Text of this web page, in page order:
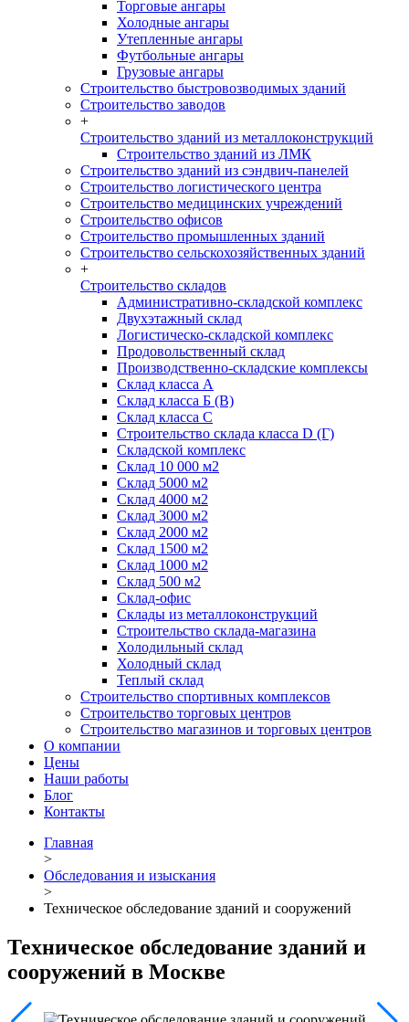
Торговые ангары
Холодные ангары
Утепленные ангары
Футбольные ангары
Грузовые ангары
Строительство быстровозводимых зданий
Строительство заводов
+
Строительство зданий из металлоконструкций
Строительство зданий из ЛМК
Строительство зданий из сэндвич-панелей
Строительство логистического центра
Строительство медицинских учреждений
Строительство офисов
Строительство промышленных зданий
Строительство сельскохозяйственных зданий
+
Строительство складов
Административно-складской комплекс
Двухэтажный склад
Логистическо-складской комплекс
Продовольственный склад
Производственно-складские комплексы
Склад класса А
Склад класса Б (B)
Склад класса С
Строительство склада класса D (Г)
Складской комплекс
Склад 10 000 м2
Склад 5000 м2
Склад 4000 м2
Склад 3000 м2
Склад 2000 м2
Склад 1500 м2
Склад 1000 м2
Склад 500 м2
Склад-офис
Склады из металлоконструкций
Строительство склада-магазина
Холодильный склад
Холодный склад
Теплый склад
Строительство спортивных комплексов
Строительство торговых центров
Строительство магазинов и торговых центров
О компании
Цены
Наши работы
Блог
Контакты
Главная
>
Обследования и изыскания
>
Техническое обследование зданий и сооружений
Техническое обследование зданий и
сооружений в Москве